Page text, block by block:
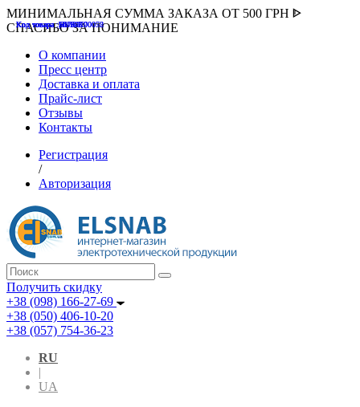
МИНИМАЛЬНАЯ СУММА ЗАКАЗА ОТ 500 ГРН ᐈ
СПАСИБО ЗА ПОНИМАНИЕ
О компании
Пресс центр
Доставка и оплата
Прайс-лист
Отзывы
Контакты
Регистрация
/
Авторизация
Получить скидку
+38 (098) 166-27-69
+38 (050) 406-10-20
+38 (057) 754-36-23
RU
|
UA
Код товара :507000
Код товара :HUK-K00058
Код товара :Т075177
Код товара :pnsv12
Код товара :HUK-K00072